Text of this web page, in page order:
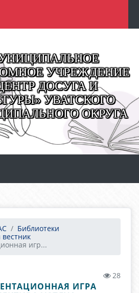
УЧРЕЖДЕНИЕ
ДОСУГА И
УВАТСКОГО
ОКРУГА
Библиотеки
игр...
28
ИГРА